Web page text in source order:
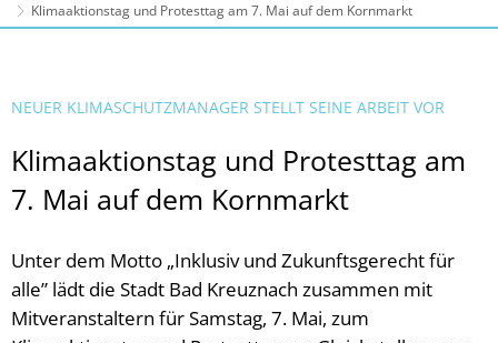
Klimaaktionstag und Protesttag am 7. Mai auf dem Kornmarkt
NEUER KLIMASCHUTZMANAGER STELLT SEINE ARBEIT VOR
Klimaaktionstag und Protesttag am
7. Mai auf dem Kornmarkt
Unter dem Motto „Inklusiv und Zukunftsgerecht für
alle” lädt die Stadt Bad Kreuznach zusammen mit
Mitveranstaltern für Samstag, 7. Mai, zum